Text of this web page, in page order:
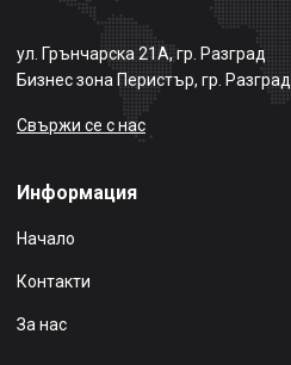
ул. Грънчарска 21А, гр. Разград
Бизнес зона Перистър, гр. Разград
Свържи се с нас
Информация
Начало
Контакти
За нас